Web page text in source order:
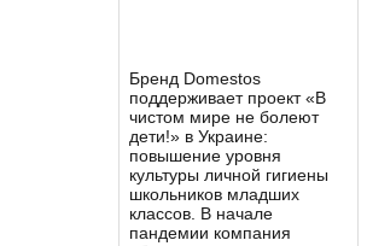
Бренд Domestos
поддерживает проект «В
чистом мире не болеют
дети!» в Украине:
повышение уровня
культуры личной гигиены
школьников младших
классов. В начале
пандемии компания